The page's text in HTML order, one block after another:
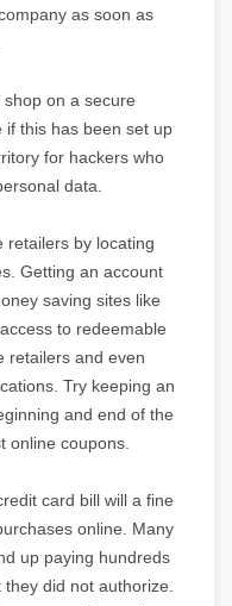
as soon as
on a secure
this has been set up
for hackers who
data.
retailers by locating
Getting an account
saving sites like
to redeemable
retailers and even
Try keeping an
and end of the
online coupons.
card bill will a fine
online. Many
up paying hundreds
did not authorize.